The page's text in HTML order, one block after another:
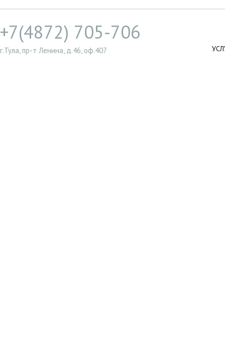
+7(4872) 705-706
г.Тула, пр-т Ленина, д.46, оф.407